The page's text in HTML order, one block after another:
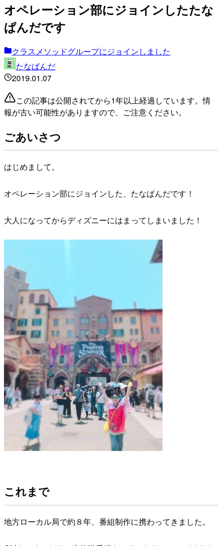
オペレーション部にジョインしたたな
ぱんだです
クラスメソッドグループにジョインしました
たなぱんだ
2019.01.07
この記事は公開されてから1年以上経過しています。情
報が古い可能性がありますので、ご注意ください。
ごあいさつ
はじめまして。
オペレーション部にジョインした、たなぱんだです！
大人になってからディズニーにはまってしまいました！
これまで
地方ローカル局で約８年、番組制作に携わってきました。